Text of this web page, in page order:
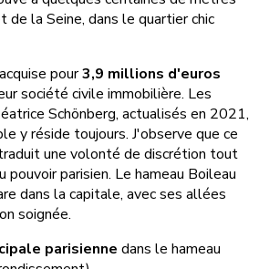
de la Seine, dans le quartier chic
pour3,9 millions d'euros
société civile immobilière. Les
Schönberg, actualisés en 2021,
y réside toujours. J'observe que ce
une volonté de discrétion tout
parisien. Le hameau Boileau
dans la capitale, avec ses allées
soignée.
parisienne dans le hameau